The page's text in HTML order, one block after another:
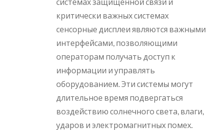
критически важных системах
сенсорные дисплеи являются важными
интерфейсами, позволяющими
операторам получать доступ к
информации и управлять
оборудованием. Эти системы могут
длительное время подвергаться
воздействию солнечного света, влаги,
ударов и электромагнитных помех.